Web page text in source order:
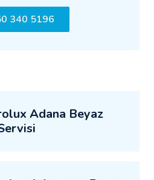
340 5196
Adana Beyaz